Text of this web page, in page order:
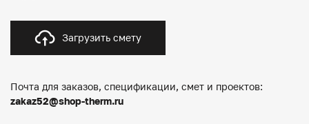
Загрузить смету
Почта для заказов, спецификации, смет и проектов:
zakaz52@shop-therm.ru